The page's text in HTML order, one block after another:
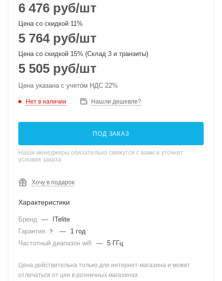
6 476 руб/шт
Цена со скидкой 11%
5 764руб/шт
Цена со скидкой 15% (Склад 3 и транзиты)
5 505 руб/шт
Цена указана с учетом НДС 22%
Нет в наличии Нашли дешевле?
ПОД ЗАКАЗ
Наши менеджеры обязательно свяжутся с вами и уточнят
условия заказа
Хочу в подарок
Характеристики
Бренд —
ITelite
Гарантия
? —
1 год
Частотный диапазон wifi
— 5 ГГц
Цена действительна только для интернет-магазина и может
отличаться от цен в розничных магазинах